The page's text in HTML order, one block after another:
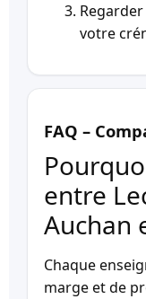
votre
FAQ –
entre
Auchan
Chaque
marge et de